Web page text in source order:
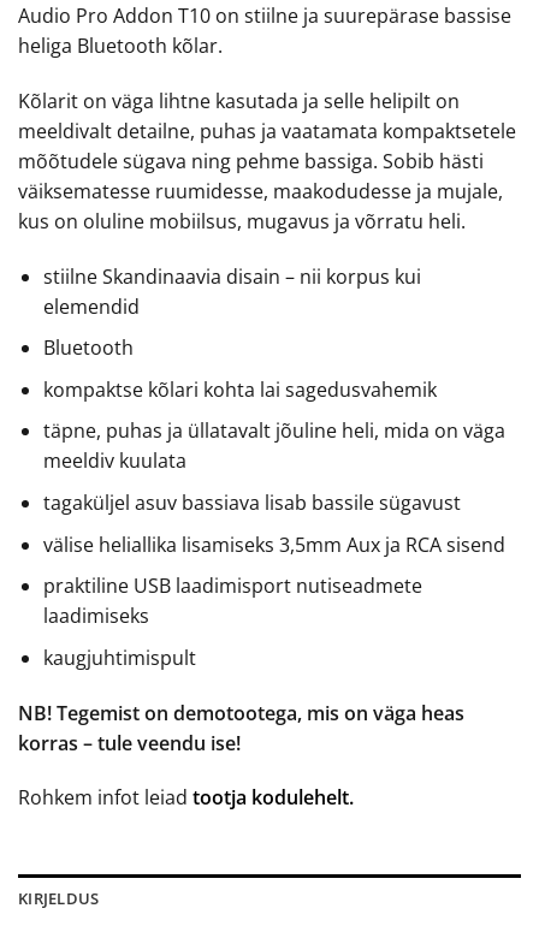
€339.00.€200.00.
Audio Pro Addon T10 on stiilne ja suurepärase bassise
heliga Bluetooth kõlar.
Kõlarit on väga lihtne kasutada ja selle helipilt on
meeldivalt detailne, puhas ja vaatamata kompaktsetele
mõõtudele sügava ning pehme bassiga. Sobib hästi
väiksematesse ruumidesse, maakodudesse ja mujale,
kus on oluline mobiilsus, mugavus ja võrratu heli.
stiilne Skandinaavia disain – nii korpus kui
elemendid
Bluetooth
kompaktse kõlari kohta lai sagedusvahemik
täpne, puhas ja üllatavalt jõuline heli, mida on väga
meeldiv kuulata
tagaküljel asuv bassiava lisab bassile sügavust
välise heliallika lisamiseks 3,5mm Aux ja RCA sisend
praktiline USB laadimisport nutiseadmete
laadimiseks
kaugjuhtimispult
NB! Tegemist on demotootega, mis on väga heas
korras – tule veendu ise!
Rohkem infot leiad tootja kodulehelt.
KIRJELDUS